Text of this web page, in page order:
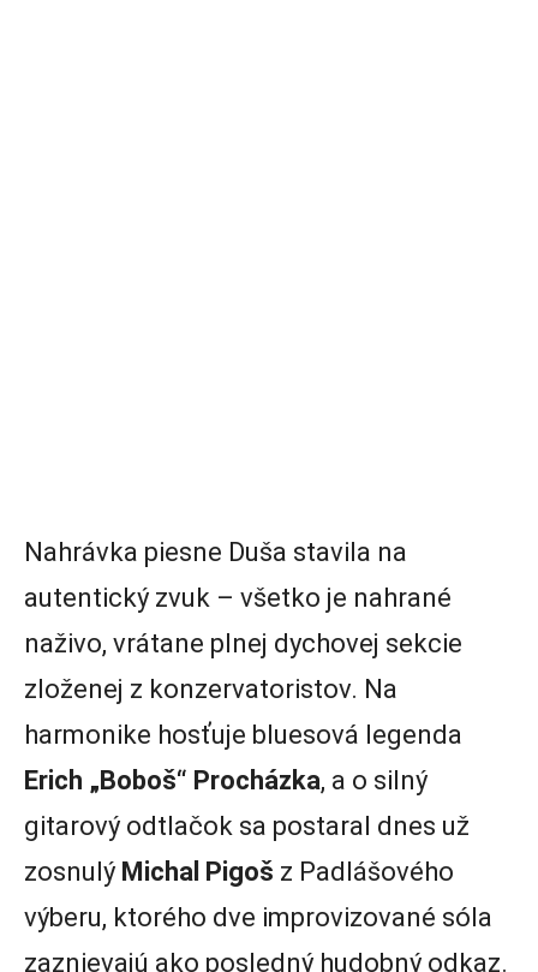
Nahrávka piesne Duša stavila na
autentický zvuk – všetko je nahrané
naživo, vrátane plnej dychovej sekcie
zloženej z konzervatoristov. Na
harmonike hosťuje bluesová legenda
Erich „Boboš“ Procházka, a o silný
gitarový odtlačok sa postaral dnes už
zosnulý Michal Pigoš z Padlášového
výberu, ktorého dve improvizované sóla
zaznievajú ako posledný hudobný odkaz.